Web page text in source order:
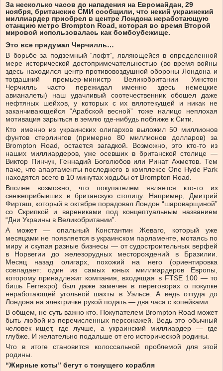
За несколько часов до нападения на Евромайдан, 29
ноября, британские СМИ сообщили, что некий украинский
миллиардер приобрел в центре Лондона неработающую
станцию метро Brompton Road, которая во время Второй
мировой использовалась как бомбоубежище.
Это все придумал Черчилль…
В борьбе за подземный “лофт”, являющейся в определенной
мере исторической достопримечательностью (во время войны
здесь находился центр противовоздушной обороны Лондона и
тогдашний премьер-министр Великобритании Уинстон
Черчилль часто пережидал именно здесь немецкие
авианалеты) наш удачливый соотечественник обошел даже
нефтяных шейхов, у которых с их вялотекущей и никак не
заканчивающейся “Арабской весной” тоже налицо неплохая
мотивация зарыться в землю где-нибудь поближе к Сити.
Кто именно из украинских олигархов выложил 50 миллионов
фунтов стерлингов (примерно 80 миллионов долларов) за
Brompton Road, остается загадкой. Возможно, это кто-то из
наших миллиардеров, уже осевших в британской столице —
Виктор Пинчук, Геннадий Боголюбов или Ринат Ахметов. Тем
паче, что апартаменты последнего в комплексе One Hyde Park
находятся всего в 10 минутах ходьбы от Brompton Road.
Вполне возможно, что покупателем является кто-то из
свежеприбывших в британскую столицу. Например, Дмитрий
Фирташ, который в октябре порадовал Лондон “шароварщиной”
со Скрипкой и варениками под концептуальным названием
“Дни Украины в Великобритании”.
А может — опальный Константин Жеваго, который уже
месяцами не появляется в украинском парламенте, мотаясь по
миру и скупая разные бизнесы — от судостроительных верфей
в Норвегии до железорудных месторождений в Бразилии.
Месяц назад олигарх, похожий на него (ориентировка
совпадает: один из самых юных миллиардеров Европы,
которому принадлежит компания, входящая в FTSE 100 — то
бишь Ferrexpo) был даже замечен в переговорах о покупке
неработающей угольной шахты в Уэльсе. А ведь оттуда до
Лондона на электричке рукой подать — два часа с копейками.
В общем, не суть важно кто. Покупателем Brompton Road может
быть любой из перечисленных персонажей. Ведь это обычный
человек ищет, где лучше, а украинский миллиардер — где
глубже. И желательно подальше от его исторической родины.
Что в итоге становится колоссальной проблемой для этой
родины.
“Жирные коты” бегут с тонущего корабля